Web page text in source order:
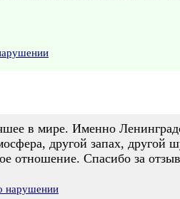
в мире. Именно
другой запах,
отношение. Спасибо за
нарушении